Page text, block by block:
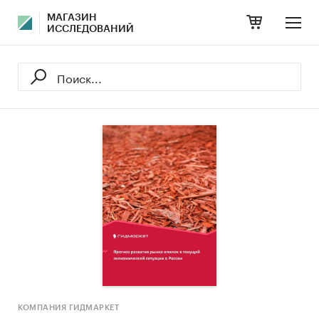
МАГАЗИН
ИССЛЕДОВАНИЙ
КОМПАНИЯ ГИДМАРКЕТ